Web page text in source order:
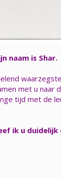
naam is Shar.
met u naar
tijd met de
ik u